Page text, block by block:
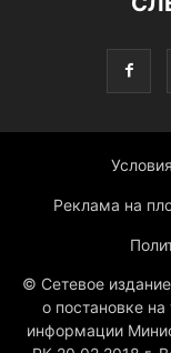
Реклама на
© Сетевое
о постановке
информации